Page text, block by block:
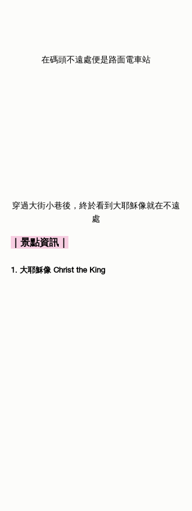
在碼頭不遠處便是路面電車站
穿過大街小巷後，終於看到大耶穌像就在不遠
處
｜景點資訊｜
1. 大耶穌像 Christ the King